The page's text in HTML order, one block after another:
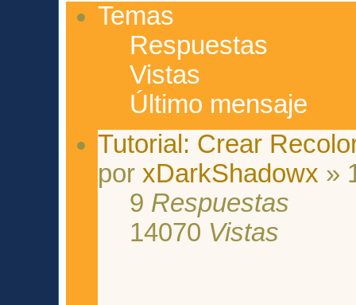
Temas
Respuestas
Vistas
Último mensaje
Tutorial: Crear
por xDarkShadowx »
9 Respuestas
14070 Vistas